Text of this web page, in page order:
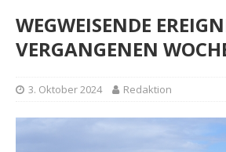
WEGWEISENDE
VERGANGENEN
3. Oktober 2024 Redaktion